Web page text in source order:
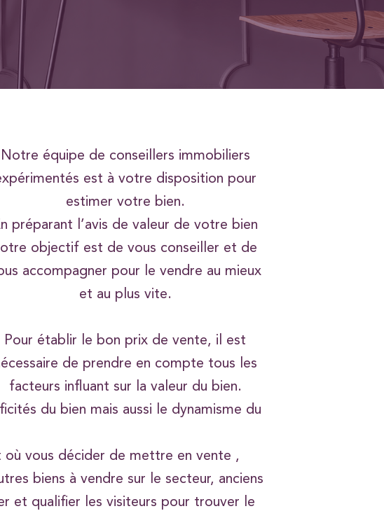
Notre équipe de conseillers immobiliers
est à votre disposition pour
estimer votre bien.
préparant l’avis de valeur de votre bien
objectif est de vous conseiller et de
accompagner pour le vendre au mieux
et au plus vite.
Pour établir le bon prix de vente, il est
de prendre en compte tous les
facteurs influant sur la valeur du bien.
du bien mais aussi le dynamisme du
vous décider de mettre en vente ,
biens à vendre sur le secteur, anciens
et qualifier les visiteurs pour trouver le